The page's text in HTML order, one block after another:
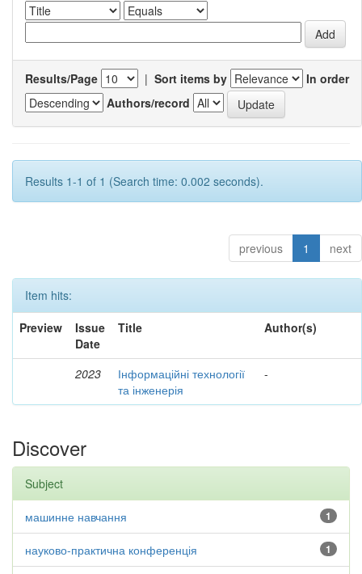
Results/Page | Sort items by
In order
Authors/record
Results 1-1 of 1 (Search time: 0.002 seconds).
previous 1 next
Item hits:
Preview
Issue
Date
Title Author(s)
2023
Інформаційні технології
та інженерія
-
Discover
Subject
1
машинне навчання
1
науково-практична конференція